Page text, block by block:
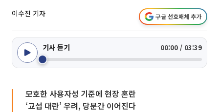
이수진 기자 구글 선호매체 추가
기사 듣기 00:00 / 03:39
모호한 사용자성 기준에 현장 혼란
‘교섭 대란’ 우려, 당분간 이어진다